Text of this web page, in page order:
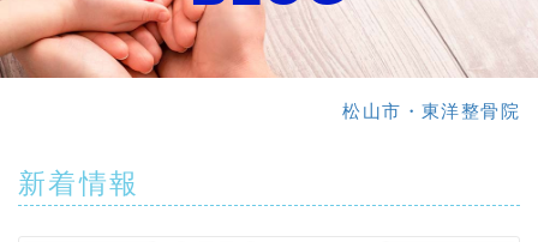
松山市・東洋整骨院
新着情報